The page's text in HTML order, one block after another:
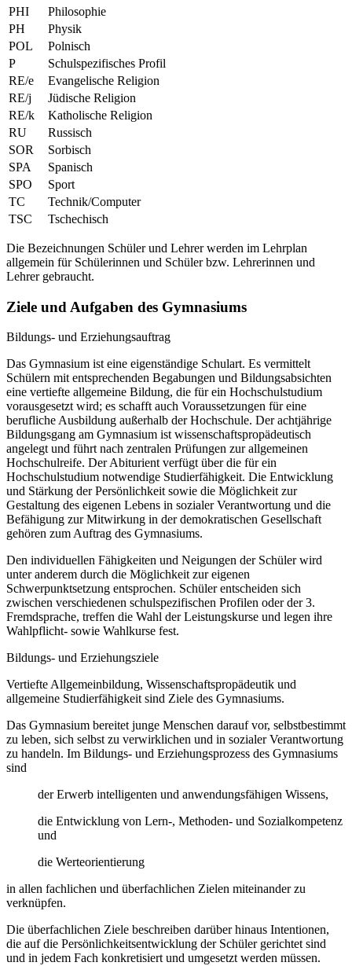
PHI
Philosophie
PH
Physik
POL
Polnisch
P
Schulspezifisches Profil
RE/e
Evangelische Religion
RE/j
Jüdische Religion
RE/k
Katholische Religion
RU
Russisch
SOR
Sorbisch
SPA
Spanisch
SPO
Sport
TC
Technik/Computer
TSC
Tschechisch
Die Bezeichnungen Schüler und Lehrer werden im Lehrplan
allgemein für Schülerinnen und Schüler bzw. Lehrerinnen und
Lehrer gebraucht.
Ziele und Aufgaben des Gymnasiums
Bildungs- und Erziehungsauftrag
Das Gymnasium ist eine eigenständige Schulart. Es vermittelt
Schülern mit entsprechenden Begabungen und Bildungsabsichten
eine vertiefte allgemeine Bildung, die für ein Hochschulstudium
vorausgesetzt wird; es schafft auch Voraussetzungen für eine
berufliche Ausbildung außerhalb der Hochschule. Der achtjährige
Bildungsgang am Gymnasium ist wissenschaftspropädeutisch
angelegt und führt nach zentralen Prüfungen zur allgemeinen
Hochschulreife. Der Abiturient verfügt über die für ein
Hochschulstudium notwendige Studierfähigkeit. Die Entwicklung
und Stärkung der Persönlichkeit sowie die Möglichkeit zur
Gestaltung des eigenen Lebens in sozialer Verantwortung und die
Befähigung zur Mitwirkung in der demokratischen Gesellschaft
gehören zum Auftrag des Gymnasiums.
Den individuellen Fähigkeiten und Neigungen der Schüler wird
unter anderem durch die Möglichkeit zur eigenen
Schwerpunktsetzung entsprochen. Schüler entscheiden sich
zwischen verschiedenen schulspezifischen Profilen oder der 3.
Fremdsprache, treffen die Wahl der Leistungskurse und legen ihre
Wahlpflicht- sowie Wahlkurse fest.
Bildungs- und Erziehungsziele
Vertiefte Allgemeinbildung, Wissenschaftspropädeutik und
allgemeine Studierfähigkeit sind Ziele des Gymnasiums.
Das Gymnasium bereitet junge Menschen darauf vor, selbstbestimmt
zu leben, sich selbst zu verwirklichen und in sozialer Verantwortung
zu handeln. Im Bildungs- und Erziehungsprozess des Gymnasiums
sind
der Erwerb intelligenten und anwendungsfähigen Wissens,
die Entwicklung von Lern-, Methoden- und Sozialkompetenz
und
die Werteorientierung
in allen fachlichen und überfachlichen Zielen miteinander zu
verknüpfen.
Die überfachlichen Ziele beschreiben darüber hinaus Intentionen,
die auf die Persönlichkeitsentwicklung der Schüler gerichtet sind
und in jedem Fach konkretisiert und umgesetzt werden müssen.